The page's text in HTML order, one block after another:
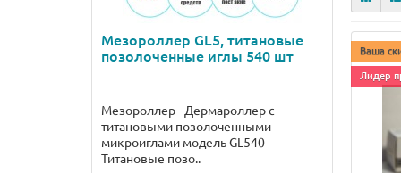
Мезороллер GL5, титановые
позолоченные иглы 540 шт
Мезороллер - Дермароллер с
титановыми позолоченными
микроиглами модель GL540
Титановые позо..
250
Ваша
Лидер